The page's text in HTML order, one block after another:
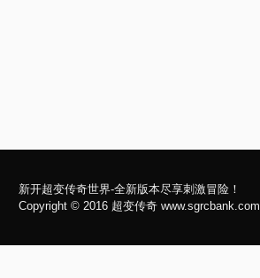
新开超变传奇世界-全新版本尽享刺激冒险！
Copyright © 2016 超变传奇 www.sgrcbank.com